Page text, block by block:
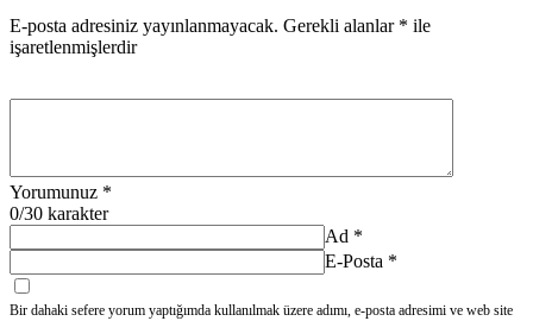
E-posta adresiniz yayınlanmayacak. Gerekli alanlar * ile
işaretlenmişlerdir
Yorumunuz *
0/30 karakter
Ad *
E-Posta *
Bir dahaki sefere yorum yaptığımda kullanılmak üzere adımı, e-posta adresimi ve web site